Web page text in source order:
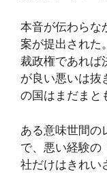
本音が伝わらな
案が提出された
裁政権であれば
が良い悪いは抜
の国はまだまと
ある意味世間の
で、悪い経験の
社だけはきれい